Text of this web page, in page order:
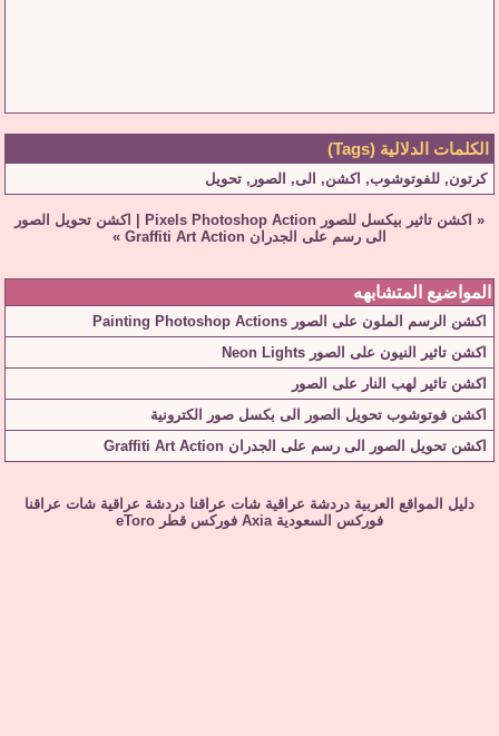
الكلمات الدلالية (Tags)
كرتون, للفوتوشوب, اكشن, الى, الصور , تحويل
« اكشن تاثير بيكسل للصور Pixels Photoshop Action
اكشن تحويل الصور
الى رسم على الجدران Graffiti Art Action
»
المواضيع المتشابهه
اكشن الرسم الملون على الصور Painting Photoshop Actions
اكشن تاثير النيون على الصور Neon Lights
اكشن تاثير لهب النار على الصور
اكشن فوتوشوب تحويل الصور الى بكسل صور الكترونية
اكشن تحويل الصور الى رسم على الجدران Graffiti Art Action
دليل المواقع العربية دردشة عراقية شات عراقنا دردشة عراقية شات عراقنا
فوركس السعودية Axia فوركس قطر eToro